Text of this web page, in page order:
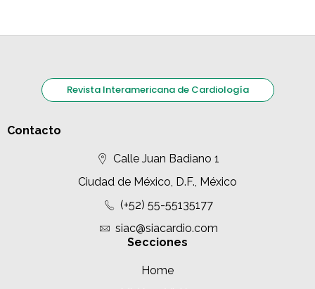
Revista Interamericana de Cardiología
Contacto
Calle Juan Badiano 1
Ciudad de México, D.F., México
(+52) 55-55135177
siac@siacardio.com
Secciones
Home